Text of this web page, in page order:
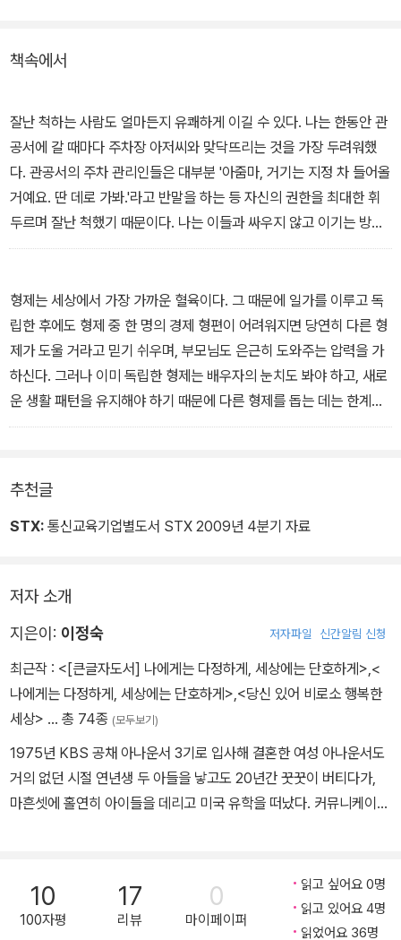
카리스마를 갖는 방법을 제시하고 있다.
부록으로 '나는 얼마나 이길 수 있나?' 체크리스트 소책자를 제공한
다.
책속에서
잘난 척하는 사람도 얼마든지 유쾌하게 이길 수 있다. 나는 한동안 관
공서에 갈 때마다 주차장 아저씨와 맞닥뜨리는 것을 가장 두려워했
다. 관공서의 주차 관리인들은 대부분 '아줌마, 거기는 지정 차 들어올
거예요. 딴 데로 가봐.'라고 반말을 하는 등 자신의 권한을 최대한 휘
두르며 잘난 척했기 때문이다. 나는 이들과 싸우지 않고 이기는 방법
은 없을까를 연구한 끝에 '당신 능력이라면 어디든 주차할 곳을 찾아
이 내가 주차할 공간을 찾아주었다. -본문 중에서
형제는 세상에서 가장 가까운 혈육이다. 그 때문에 일가를 이루고 독
립한 후에도 형제 중 한 명의 경제 형편이 어려워지면 당연히 다른 형
제가 도울 거라고 믿기 쉬우며, 부모님도 은근히 도와주는 압력을 가
하신다. 그러나 이미 독립한 형제는 배우자의 눈치도 봐야 하고, 새로
운 생활 패턴을 유지해야 하기 때문에 다른 형제를 돕는 데는 한계가
있다. -본문 중에서
추천글
STX: 통신교육기업별도서 STX 2009년 4분기 자료
저자 소개
지은이: 이정숙 저자파일 신간알림 신청
최근작 : <[큰글자도서] 나에게는 다정하게, 세상에는 단호하게> <
나에게는 다정하게, 세상에는 단호하게> <당신 있어 비로소 행복한
세상> … 총 74종 (모두보기)
1975년 KBS 공채 아나운서 3기로 입사해 결혼한 여성 아나운서도
거의 없던 시절 연년생 두 아들을 낳고도 20년간 꿋꿋이 버티다가,
마흔셋에 홀연히 아이들을 데리고 미국 유학을 떠났다. 커뮤니케이션
의 시선에서 한순간도 자유롭지 못했다. 남의 성공 공식에 자신을 꿰
어 맞추느라 스스로 몰아세우는 대신 이제 삶의 중심을 나에게로 옮
겨오기 위한 연습을 시작하며 그 경험을 나누고자 한다. 미시간주립
10
100자평
17
리뷰
0
마이페이퍼
읽고 싶어요 0명
읽고 있어요 4명
읽었어요 36명